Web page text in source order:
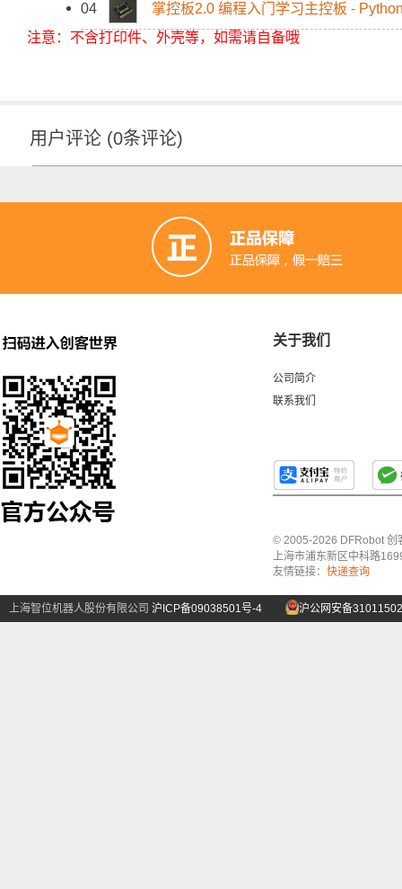
04
掌控板2.0 编程入门学习主控板 -
注意：不含打印件、外壳等，如需请自备哦
用户评论 (0条评论)
关于我们
公司简介
联系我们
© 2005-2026 DFRobot 创
上海市浦东新区中科路
友情链接： 快递查询
上海智位机器人股份有限公司 沪ICP备09038501号-4 沪公网安备